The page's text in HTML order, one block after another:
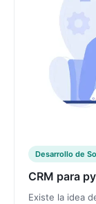
Desarrollo de
CRM para
Existe la idea